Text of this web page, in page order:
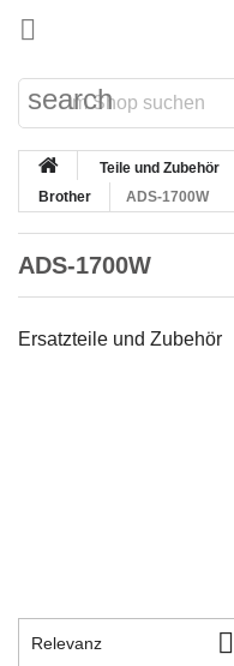

search
Teile und Zubehör
Brother
ADS-1700W
ADS-1700W
Ersatzteile und Zubehör
Relevanz 